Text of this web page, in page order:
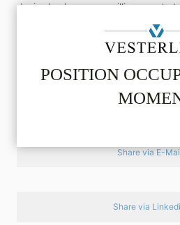
POSITION
desired salary, your willingness to
(no cover letter required).
forwarded by us without your
Share via E-
Share via